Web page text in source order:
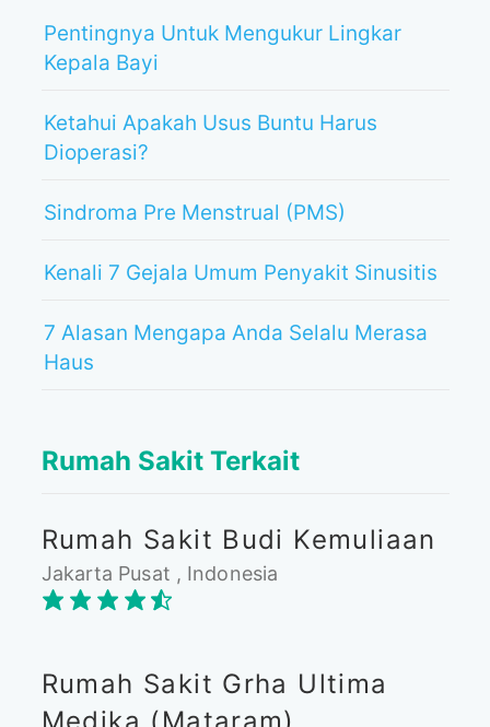
Pentingnya Untuk Mengukur Lingkar
Kepala Bayi
Ketahui Apakah Usus Buntu Harus
Dioperasi?
Sindroma Pre Menstrual (PMS)
Kenali 7 Gejala Umum Penyakit Sinusitis
7 Alasan Mengapa Anda Selalu Merasa
Haus
Rumah Sakit Terkait
Rumah Sakit Budi Kemuliaan
Jakarta Pusat , Indonesia
Rumah Sakit Grha Ultima
Medika (Mataram)